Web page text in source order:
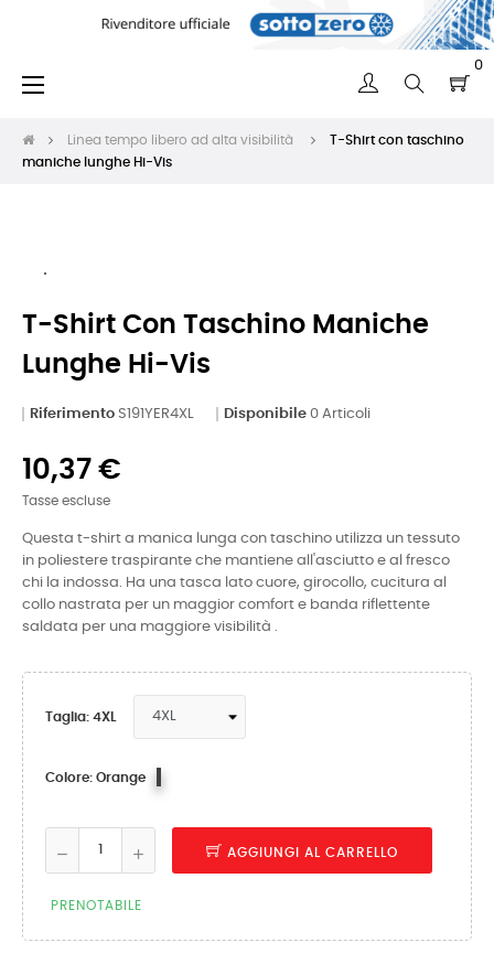
0
navigazione
☰
Linea tempo libero ad alta visibilità
T-Shirt con taschino
maniche lunghe Hi-Vis
T-Shirt Con Taschino Maniche
Lunghe Hi-Vis
Riferimento S191YER4XL Disponibile 0 Articoli
10,37 €
Tasse escluse
Questa t-shirt a manica lunga con taschino utilizza un tessuto
in poliestere traspirante che mantiene all'asciutto e al fresco
chi la indossa. Ha una tasca lato cuore, girocollo, cucitura al
collo nastrata per un maggior comfort e banda riflettente
saldata per una maggiore visibilità .
Taglia: 4XL
Colore: Orange
AGGIUNGI AL CARRELLO
PRENOTABILE